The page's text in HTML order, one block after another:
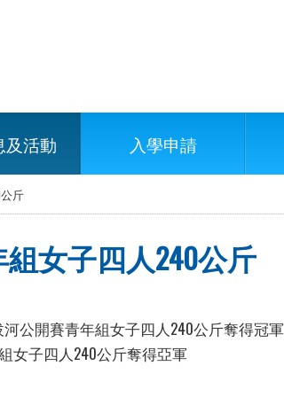
及活動 入學申請
斤
女子四人240公斤
河公開賽青年組女子四人240公斤奪得冠軍
女子四人240公斤奪得亞軍